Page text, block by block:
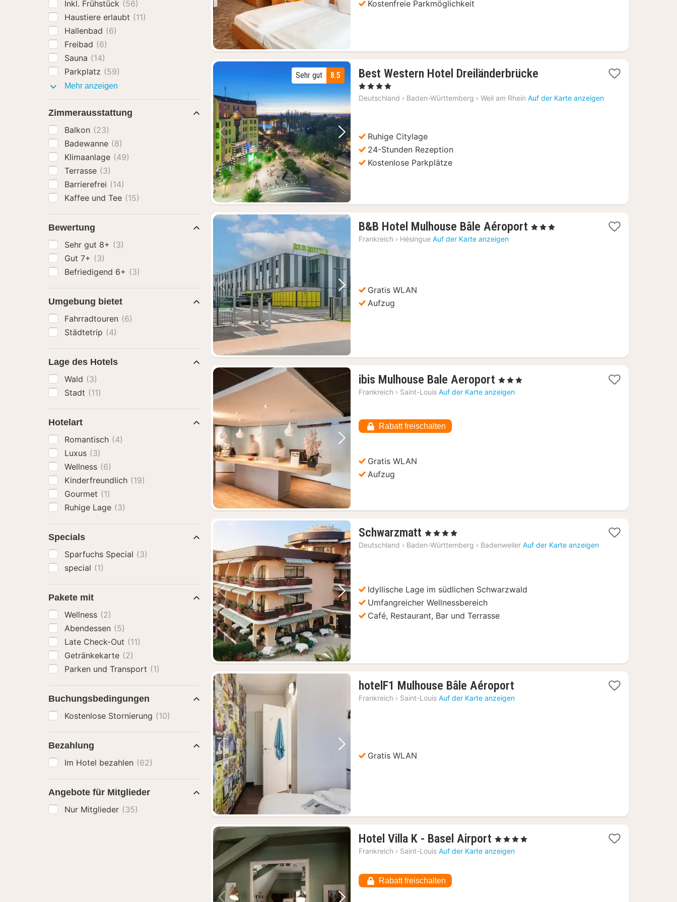
Kostenfreie Parkmöglichkeit
Vorheriges Bild Nächstes Bild
8.5
Sehr gut Best Western Hotel Dreiländerbrücke
ab
, 4 Sterne
Deutschland › Baden-Württemberg › Weil am Rhein Auf der Karte anzeigen
Ruhige Citylage
24-Stunden Rezeption
Kostenlose Parkplätze
Vorheriges Bild Nächstes Bild
B&B Hotel Mulhouse Bâle Aéroport 1
, 3 Sterne
Frankreich › Hésingue Auf der Karte anzeigen
Gratis WLAN
Aufzug
Vorheriges Bild Nächstes Bild
ibis Mulhouse Bale Aeroport 1
Nacht
, 3 Sterne
Frankreich › Saint-Louis Auf der Karte anzeigen
Rabatt freischalten
Gratis WLAN
Aufzug
Vorheriges Bild Nächstes Bild
Schwarzmatt 1
Nacht
, 4 Sterne
Deutschland › Baden-Württemberg › Badenweiler Auf der Karte anzeigen
Idyllische Lage im südlichen Schwarzwald
Umfangreicher Wellnessbereich
Café, Restaurant, Bar und Terrasse
Vorheriges Bild Nächstes Bild
hotelF1 Mulhouse Bâle Aéroport
Nacht
Frankreich › Saint-Louis Auf der Karte anzeigen
Gratis WLAN
Hotel Villa K - Basel Airport 1
Nacht
, 4 Sterne
Frankreich › Saint-Louis Auf der Karte anzeigen
Rabatt freischalten
Inkl. Frühstück (56)
Haustiere erlaubt (11)
Hallenbad (6)
Freibad (6)
Sauna (14)
Parkplatz (59)
Mehr anzeigen
Zimmerausstattung
Balkon (23)
Badewanne (8)
Klimaanlage (49)
Terrasse (3)
Barrierefrei (14)
Kaffee und Tee (15)
Bewertung
Sehr gut 8+ (3)
Gut 7+ (3)
Befriedigend 6+ (3)
Umgebung bietet
Fahrradtouren (6)
Städtetrip (4)
Lage des Hotels
Wald (3)
Stadt (11)
Hotelart
Romantisch (4)
Luxus (3)
Wellness (6)
Kinderfreundlich (19)
Gourmet (1)
Ruhige Lage (3)
Specials
Sparfuchs Special (3)
special (1)
Pakete mit
Wellness (2)
Abendessen (5)
Late Check-Out (11)
Getränkekarte (2)
Parken und Transport (1)
Buchungsbedingungen
Kostenlose Stornierung (10)
Bezahlung
Im Hotel bezahlen (62)
Angebote für Mitglieder
Nur Mitglieder (35)